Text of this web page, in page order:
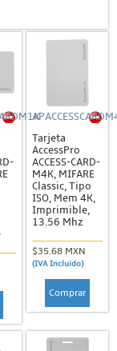
Tarjeta
AccessPro
ACCESS-CARD-
M4K, MIFARE
Classic, Tipo
ISO, Mem 4K,
Imprimible,
13.56 Mhz
$35.68 MXN
(IVA Incluido)
Comprar